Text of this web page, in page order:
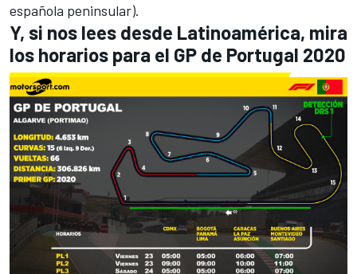
española peninsular).
Y, si nos lees desde Latinoamérica, mira
los horarios para el GP de Portugal 2020